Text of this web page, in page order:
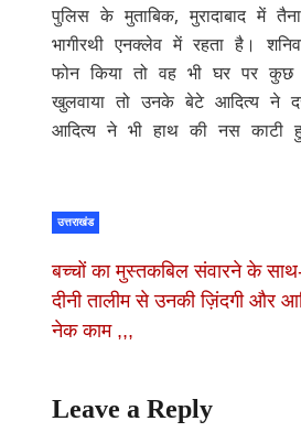
पुलिस के मुताबिक, मुरादाबाद में
भागीरथी एनक्लेव में रहता है।
फोन किया तो वह भी घर पर
खुलवाया तो उनके बेटे आदित्य ने
आदित्य ने भी हाथ की नस काटी
उत्तराखंड
बच्चों का मुस्तकबिल संवारने के
दीनी तालीम से उनकी ज़िंदगी और
नेक काम ,,,
Leave a Reply